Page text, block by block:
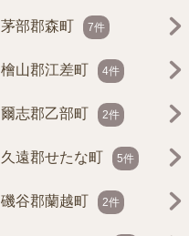
茅部郡森町 7件
檜山郡江差町 4件
爾志郡乙部町 2件
久遠郡せたな町 5件
磯谷郡蘭越町 2件